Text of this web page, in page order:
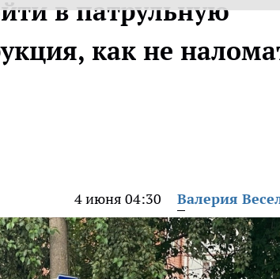
в патрульную
как не
4 июня 04:30 Валерия